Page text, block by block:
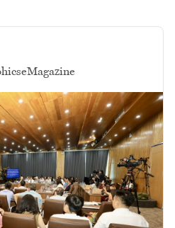
eMagazine